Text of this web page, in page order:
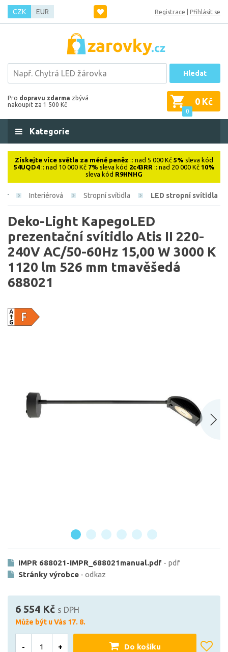
CZK EUR Registrace Přihlásit se
Hledat
Pro dopravu zdarma zbývá
nakoupit za 1 500 Kč
0
0 Kč
Kategorie
Získejte více světla za méně peněz :: nad 5 000 Kč 5% sleva kód
54UQD4:: nad 10 000 Kč 7% sleva kód 2c43RR :: nad 20 000 Kč 10%
sleva kód R9HNHG
Interiérová Stropní svítidla LED stropní svítidla
Deko-Light KapegoLED
prezentační svítidlo Atis II 220-
240V AC/50-60Hz 15,00 W 3000 K
1120 lm 526 mm tmavěšedá
688021
IMPR 688021-IMPR_688021manual.pdf - pdf
Stránky výrobce - odkaz
6 554 Kč s DPH
Může být u Vás 17. 8.
- + Do košíku